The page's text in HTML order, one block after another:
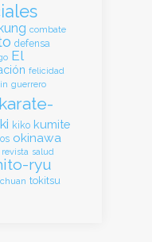
combate
defensa
El
felicidad
guerrero
karate-
ki kiko kumite
okinawa
revista salud
ryu
tokitsu